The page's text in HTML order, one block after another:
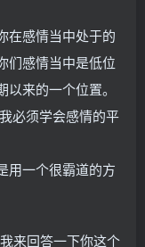
在感情当中处于的
们感情当中是低位
来的一个位置。
必须学会感情的平
用一个很霸道的方
来回答一下你这个